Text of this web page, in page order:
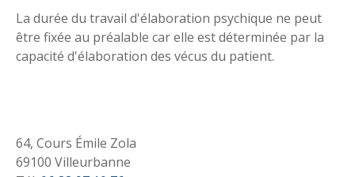
La durée du travail d'élaboration psychique ne peut
être fixée au préalable car elle est déterminée par la
capacité d'élaboration des vécus du patient.
64, Cours Émile Zola
69100 Villeurbanne